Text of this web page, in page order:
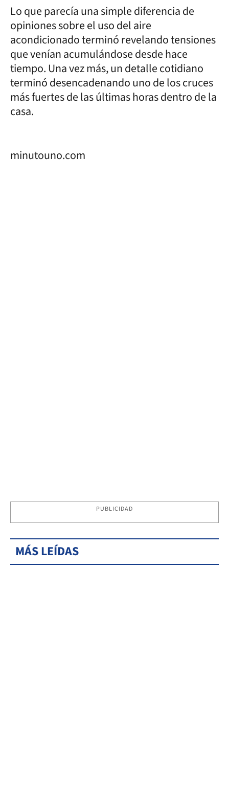
Lo que parecía una simple diferencia de
opiniones sobre el uso del aire
acondicionado terminó revelando tensiones
que venían acumulándose desde hace
tiempo. Una vez más, un detalle cotidiano
terminó desencadenando uno de los cruces
más fuertes de las últimas horas dentro de la
casa.
minutouno.com
PUBLICIDAD
MÁS LEÍDAS